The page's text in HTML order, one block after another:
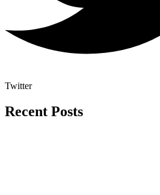
Twitter
Recent Posts